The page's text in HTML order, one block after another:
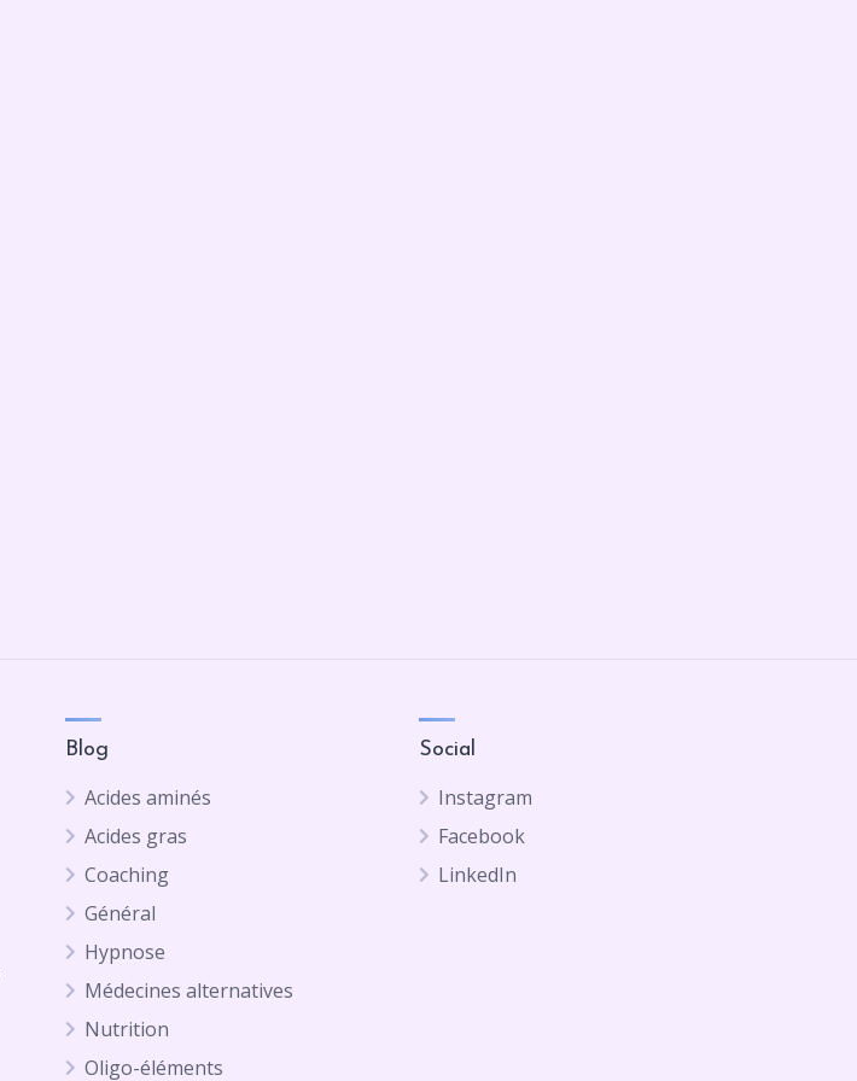
Blog
Acides aminés
Acides gras
Coaching
Général
Hypnose
Médecines alternatives
Nutrition
Oligo-éléments
Social
Instagram
Facebook
LinkedIn